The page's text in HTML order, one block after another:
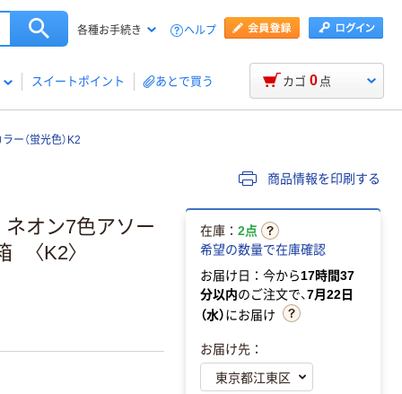
各種お手続き ヘルプ
スイートポイント あとで買う カゴ 0 点
ー（蛍光色）K2
商品情報を印刷する
オン7色アソー
〈K2〉
在庫： 2点
希望の数量で在庫確認
お届け日：今から17時間37
分以内のご注文で、7月22日
（水）にお届け
お届け先：